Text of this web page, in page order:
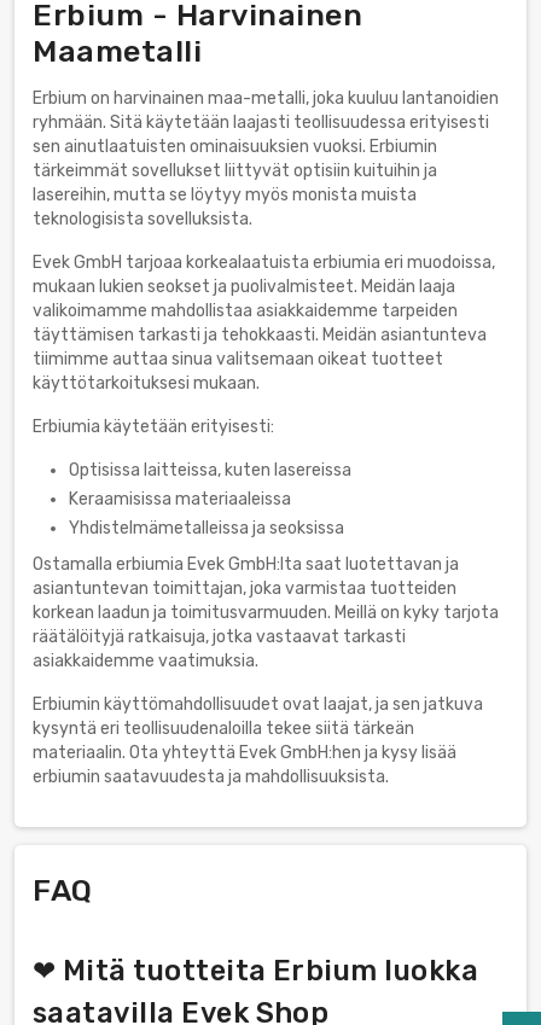
Erbium - Harvinainen
Maametalli
Erbium on harvinainen maa-metalli, joka kuuluu lantanoidien
ryhmään. Sitä käytetään laajasti teollisuudessa erityisesti
sen ainutlaatuisten ominaisuuksien vuoksi. Erbiumin
tärkeimmät sovellukset liittyvät optisiin kuituihin ja
lasereihin, mutta se löytyy myös monista muista
teknologisista sovelluksista.
Evek GmbH tarjoaa korkealaatuista erbiumia eri muodoissa,
mukaan lukien seokset ja puolivalmisteet. Meidän laaja
valikoimamme mahdollistaa asiakkaidemme tarpeiden
täyttämisen tarkasti ja tehokkaasti. Meidän asiantunteva
tiimimme auttaa sinua valitsemaan oikeat tuotteet
käyttötarkoituksesi mukaan.
Erbiumia käytetään erityisesti:
Optisissa laitteissa, kuten lasereissa
Keraamisissa materiaaleissa
Yhdistelmämetalleissa ja seoksissa
Ostamalla erbiumia Evek GmbH:lta saat luotettavan ja
asiantuntevan toimittajan, joka varmistaa tuotteiden
korkean laadun ja toimitusvarmuuden. Meillä on kyky tarjota
räätälöityjä ratkaisuja, jotka vastaavat tarkasti
asiakkaidemme vaatimuksia.
Erbiumin käyttömahdollisuudet ovat laajat, ja sen jatkuva
kysyntä eri teollisuudenaloilla tekee siitä tärkeän
materiaalin. Ota yhteyttä Evek GmbH:hen ja kysy lisää
erbiumin saatavuudesta ja mahdollisuuksista.
FAQ
❤ Mitä tuotteita Erbium luokka
saatavilla Evek Shop